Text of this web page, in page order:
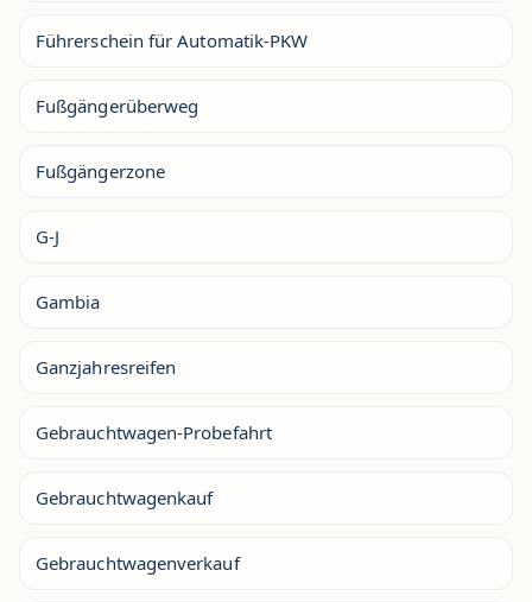
Führerschein für Automatik-PKW
Fußgängerüberweg
Fußgängerzone
G-J
Gambia
Ganzjahresreifen
Gebrauchtwagen-Probefahrt
Gebrauchtwagenkauf
Gebrauchtwagenverkauf